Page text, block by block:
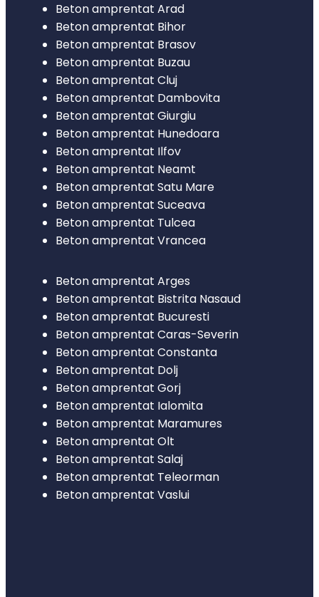
Beton amprentat Arad
Beton amprentat Bihor
Beton amprentat Brasov
Beton amprentat Buzau
Beton amprentat Cluj
Beton amprentat Dambovita
Beton amprentat Giurgiu
Beton amprentat Hunedoara
Beton amprentat Ilfov
Beton amprentat Neamt
Beton amprentat Satu Mare
Beton amprentat Suceava
Beton amprentat Tulcea
Beton amprentat Vrancea
Beton amprentat Arges
Beton amprentat Bistrita Nasaud
Beton amprentat Bucuresti
Beton amprentat Caras-Severin
Beton amprentat Constanta
Beton amprentat Dolj
Beton amprentat Gorj
Beton amprentat Ialomita
Beton amprentat Maramures
Beton amprentat Olt
Beton amprentat Salaj
Beton amprentat Teleorman
Beton amprentat Vaslui